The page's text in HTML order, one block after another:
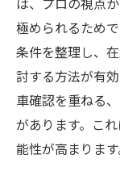
車屋・
ント
車屋・
ー
安心のカー
方
極められるため
条件を整理し、
討する方法が有
車確認を重ねる
があります。こ
能性が高まります